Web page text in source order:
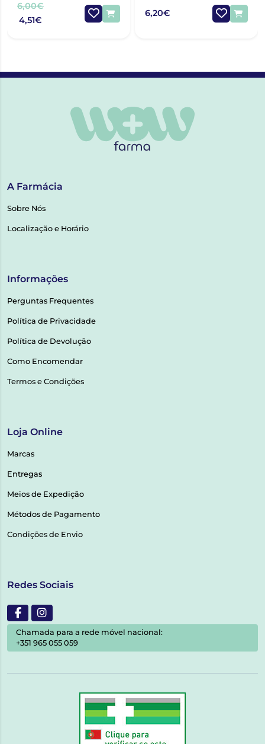
6,00€
4,51€
6,20€
A Farmácia
Sobre Nós
Localização e Horário
Informações
Perguntas Frequentes
Política de Privacidade
Política de Devolução
Como Encomendar
Termos e Condições
Loja Online
Marcas
Entregas
Meios de Expedição
Métodos de Pagamento
Condições de Envio
Redes Sociais
Chamada para a rede móvel nacional:
+351 965 055 059